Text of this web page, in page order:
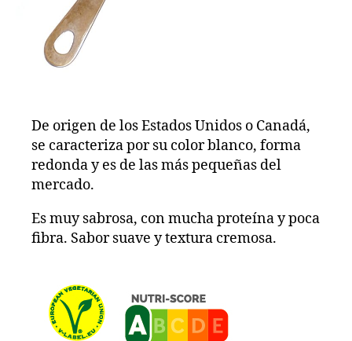
De origen de los Estados Unidos o Canadá,
se caracteriza por su color blanco, forma
redonda y es de las más pequeñas del
mercado.
Es muy sabrosa, con mucha proteína y poca
fibra. Sabor suave y textura cremosa.